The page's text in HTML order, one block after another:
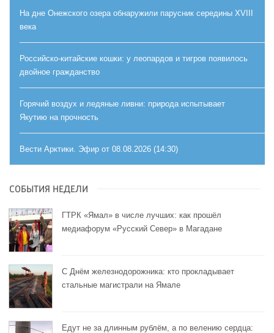
На дне Онежского озера обнаружили парусник середины XVIII
века
Российско-китайские кошки: у леопардов и тигров появилось
двойное гражданство
Горячий воздух и ледяные ливни: природа испытывает
Якутию на прочность
Вести Арктики. Эфир от 08.08.2026 (14:30)
СОБЫТИЯ НЕДЕЛИ
ГТРК «Ямал» в числе лучших: как прошёл
медиафорум «Русский Север» в Магадане
С Днём железнодорожника: кто прокладывает
стальные магистрали на Ямале
Едут не за длинным рублём, а по велению сердца: